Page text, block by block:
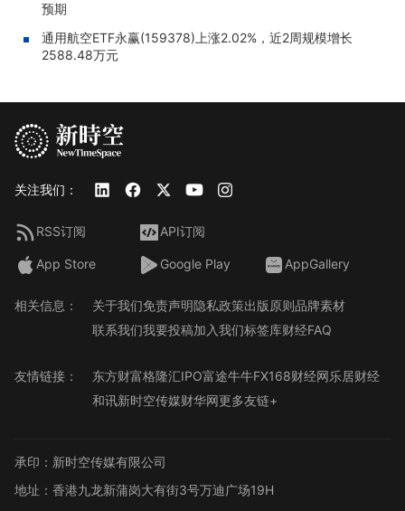
预期
通用航空ETF永赢(159378)上涨2.02%，近2周规模增长
2588.48万元
关注我们：
RSS订阅 API订阅
App Store Google Play AppGallery
相关信息： 关于我们免责声明隐私政策出版原则品牌素材
联系我们我要投稿加入我们标签库财经FAQ
友情链接： 东方财富格隆汇IPO富途牛牛FX168财经网乐居财经
和讯新时空传媒财华网更多友链+
承印：新时空传媒有限公司
地址：香港九龙新蒲岗大有街3号万迪广场19H